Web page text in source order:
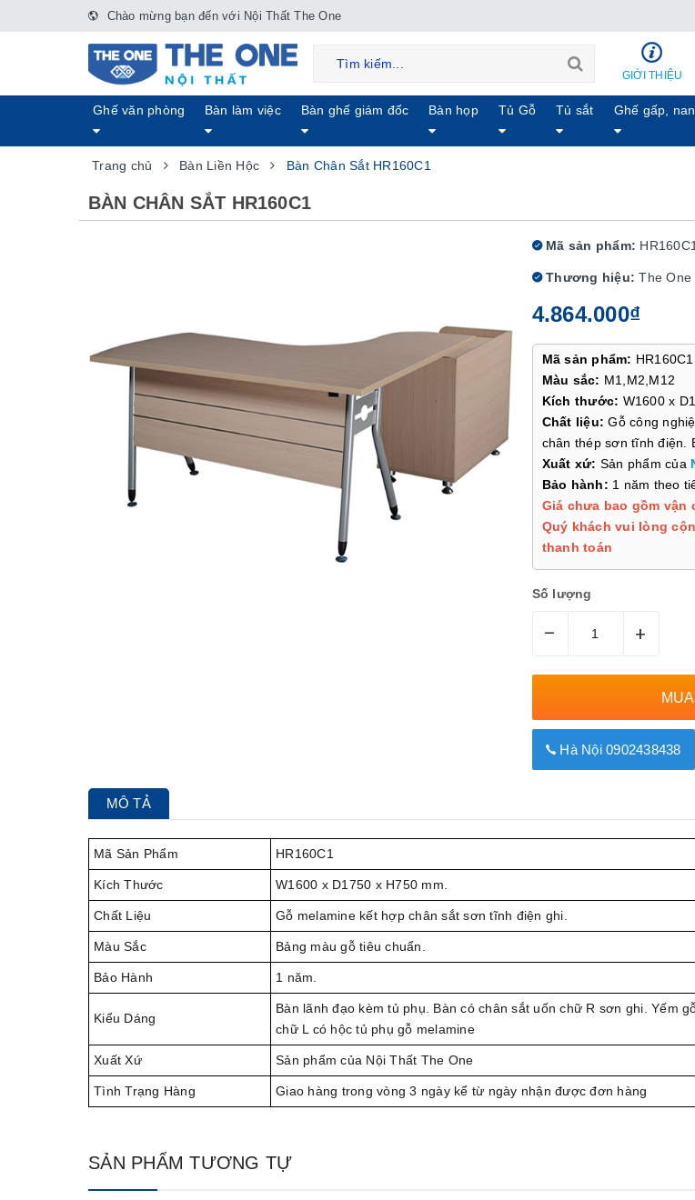
Chào mừng bạn đến với Nội Thất The One
GIỚI THIỆU
Ghế văn phòng Bàn làm việc Bàn ghế giám đốc Bàn họp Tủ Gỗ Tủ sắt Ghế gấp,
Trang chủ Bàn Liền Hộc Bàn Chân Sắt HR160C1
BÀN CHÂN SẮT HR160C1
Mã sản phẩm: HR160C1
Thương hiệu: The One
4.864.000₫
Mã sản phẩm: HR160C1
Màu sắc: M1,M2,M12
Kích thước: W1600 x
Chất liệu:Gỗ công
chân thép sơn tĩnh điện.
Xuất xứ: Sản phẩm của
Bảo hành: 1 năm theo
Giá chưa bao gồm vận
Quý khách vui lòng
thanh toán
Số lượng
– +
Hà Nội 0902438438
MÔ TẢ
Mã Sản Phẩm HR160C1
Kích Thước W1600 x D1750 x H750 mm.
Chất Liệu Gỗ melamine kết hợp chân sắt sơn tĩnh điện ghi.
Màu Sắc Bảng màu gỗ tiêu chuẩn.
Bảo Hành 1 năm.
Kiểu Dáng
Bàn lãnh đạo kèm tủ phụ. Bàn có chân sắt uốn chữ R sơn ghi. Yếm
chữ L có hộc tủ phụ gỗ melamine
Xuất Xứ Sản phẩm của Nội Thất The One
Tình Trạng Hàng Giao hàng trong vòng 3 ngày kể từ ngày nhận được đơn hàng
SẢN PHẨM TƯƠNG TỰ